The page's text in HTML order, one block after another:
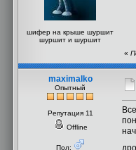
шифер на крыше шуршит
шуршит и шуршит
«
maximalko
Опытный
Репутация 11
Offline
Пол: